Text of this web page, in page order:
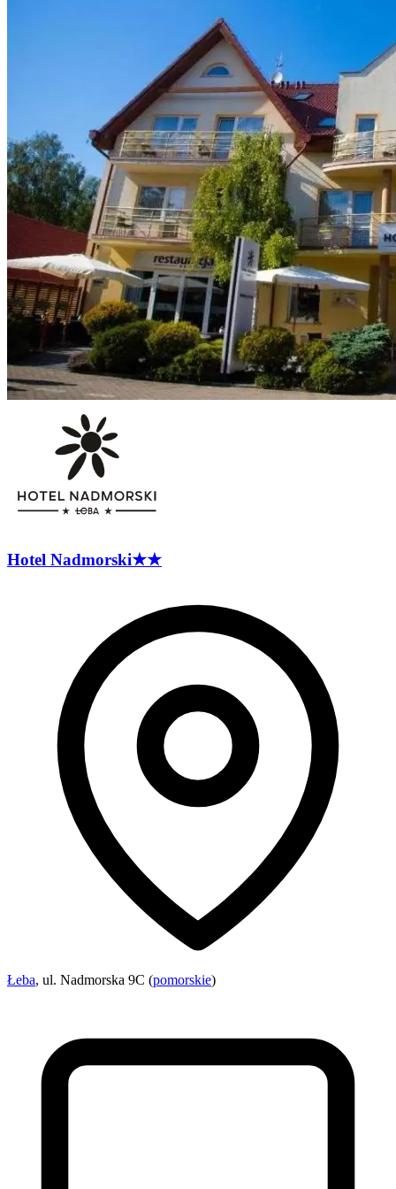
Hotel Nadmorski★★
Łeba, ul. Nadmorska 9C (pomorskie)